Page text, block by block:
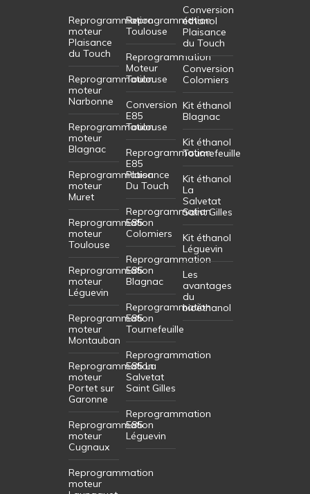
Reprogrammation
moteur
Plaisance
du Touch
Reprogrammation
moteur
Narbonne
Reprogrammation
moteur
Blagnac
Reprogrammation
moteur
Muret
Reprogrammation
moteur
Toulouse
Reprogrammation
moteur
Léguevin
Reprogrammation
moteur
Montauban
Reprogrammation
moteur
Portet sur
Garonne
Reprogrammation
moteur
Cugnaux
Reprogrammation
moteur
Reprogrammation
Toulouse
Reprogrammation
Moteur
Toulouse
Conversion
E85
Toulouse
Reprogrammation
E85
Plaisance
Du Touch
Reprogrammation
E85
Colomiers
Reprogrammation
E85
Blagnac
Reprogrammation
E85
Tournefeuille
Reprogrammation
E85 La
Salvetat
Saint Gilles
Reprogrammation
E85
Léguevin
Conversion
éthanol
Plaisance
du Touch
Conversion
Colomiers
Kit éthanol
Blagnac
Kit éthanol
Tournefeuille
Kit éthanol
La
Salvetat
Saint Gilles
Kit éthanol
Léguevin
Les
avantages
du
bioéthanol